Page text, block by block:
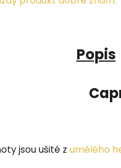
Popis
jsou ušité z umělého